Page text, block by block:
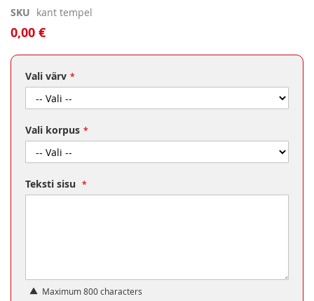
Skip
to
the
beginning
gallery
SKU kant tempel
0,00 €
Vali värv
Vali korpus
Teksti sisu
Maximum 800 characters